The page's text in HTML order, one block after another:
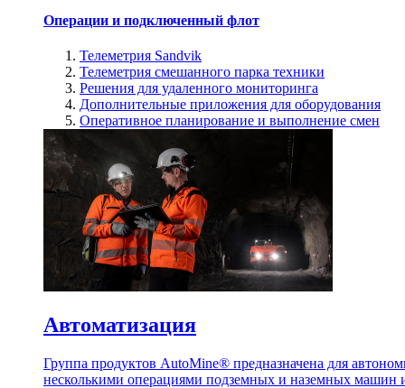
Операции и подключенный флот
Телеметрия Sandvik
Телеметрия смешанного парка техники
Решения для удаленного мониторинга
Дополнительные приложения для оборудования
Оперативное планирование и выполнение смен
Автоматизация
Группа продуктов AutoMine® предназначена для
несколькими операциями подземных и наземных машин